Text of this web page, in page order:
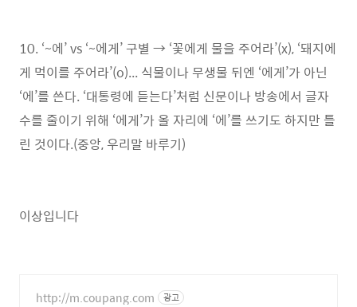
10. ‘~에’ vs ‘~에게’ 구별 → ‘꽃에게 물을 주어라’(x), ‘돼지에
게 먹이를 주어라’(o)... 식물이나 무생물 뒤엔 ‘에게’가 아닌
‘에’를 쓴다. ‘대통령에 듣는다’처럼 신문이나 방송에서 글자
수를 줄이기 위해 ‘에게’가 올 자리에 ‘에’를 쓰기도 하지만 틀
린 것이다.(중앙, 우리말 바루기)
이상입니다
http://m.coupang.com 광고